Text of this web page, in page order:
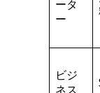
ータ
ー
ビジ
ネス